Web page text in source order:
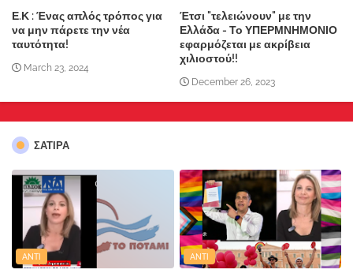
Ε.Κ : Ένας απλός τρόπος για
να μην πάρετε την νέα
ταυτότητα!
March 23, 2024
Έτσι "τελειώνουν" με την
Ελλάδα - Το ΥΠΕΡΜΝΗΜΟΝΙΟ
εφαρμόζεται με ακρίβεια
χιλιοστού!!
December 26, 2023
ΣΑΤΙΡΑ
ANTI ANTI